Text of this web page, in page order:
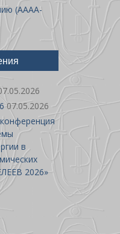
(AAAA-
07.05.2026
в
2026»